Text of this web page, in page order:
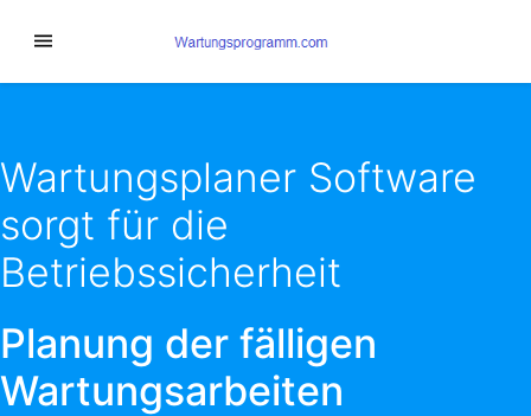
Wartungsplaner Software
sorgt für die
Betriebssicherheit
Planung der fälligen
Wartungsarbeiten